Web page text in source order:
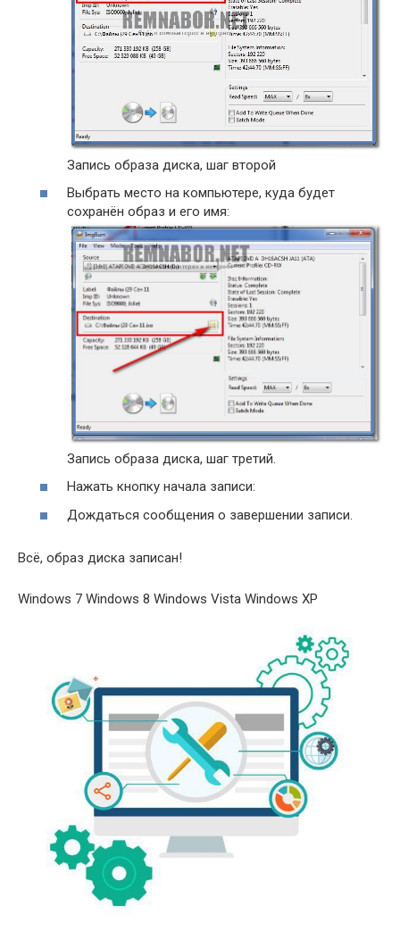
Запись образа диска, шаг второй
Выбрать место на компьютере, куда будет
сохранён образ и его имя:
Запись образа диска, шаг третий.
Нажать кнопку начала записи:
Дождаться сообщения о завершении записи.
Всё, образ диска записан!
Windows 7 Windows 8 Windows Vista Windows XP